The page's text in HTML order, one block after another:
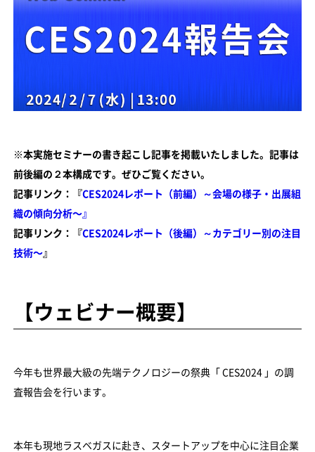
※本実施セミナーの書き起こし記事を掲載いたしました。記事は
前後編の２本構成です。ぜひご覧ください。
記事リンク：『CES2024レポート（前編）～会場の様子・出展組
織の傾向分析〜』
記事リンク：『CES2024レポート（後編）～カテゴリー別の注目
技術〜 』
【ウェビナー概要】
今年も世界最大級の先端テクノロジーの祭典「 CES2024 」の調
査報告会を行います。
本年も現地ラスベガスに赴き、スタートアップを中心に注目企業